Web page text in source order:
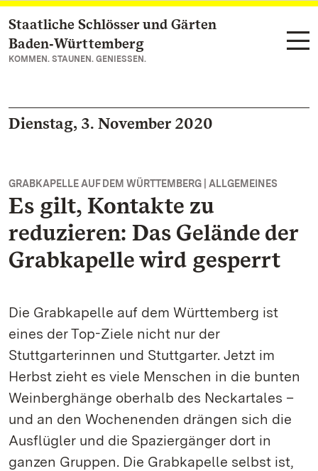
Zum Hauptinhalt springen
Staatliche Schlösser und Gärten
Baden‑Württemberg
KOMMEN. STAUNEN. GENIESSEN.
Dienstag, 3. November 2020
GRABKAPELLE AUF DEM WÜRTTEMBERG | ALLGEMEINES
Es gilt, Kontakte zu
reduzieren: Das Gelände der
Grabkapelle wird gesperrt
Die Grabkapelle auf dem Württemberg ist
eines der Top-Ziele nicht nur der
Stuttgarterinnen und Stuttgarter. Jetzt im
Herbst zieht es viele Menschen in die bunten
Weinberghänge oberhalb des Neckartales –
und an den Wochenenden drängen sich die
Ausflügler und die Spaziergänger dort in
ganzen Gruppen. Die Grabkapelle selbst ist,